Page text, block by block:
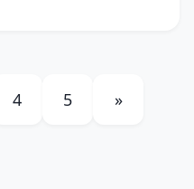
4 5 »